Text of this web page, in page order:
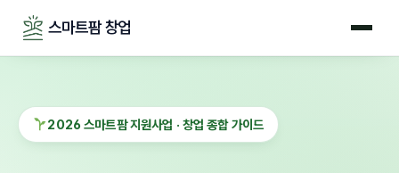
스마트팜 창업
2026 스마트팜 지원사업 · 창업 종합 가이드